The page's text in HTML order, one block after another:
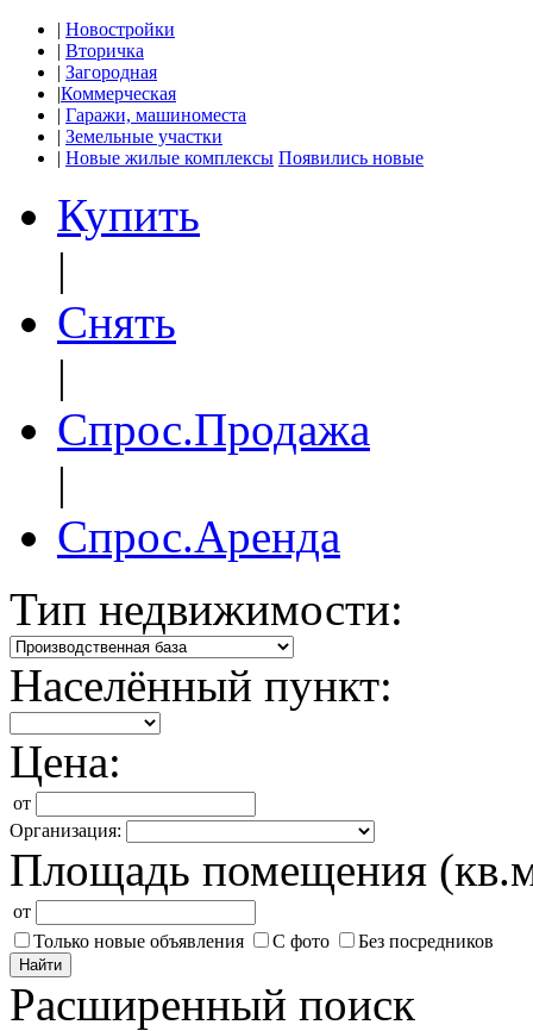
| Новостройки
| Вторичка
| Загородная
|Коммерческая
| Гаражи, машиноместа
| Земельные участки
| Новые жилые комплексы Появились новые
Купить
|
Снять
|
Спрос.Продажа
|
Спрос.Аренда
Тип недвижимости:
Населённый пункт:
Цена:
от
Организация:
Площадь помещения
от
Только новые объявления
С фото Без посредников
Найти
Расширенный поиск